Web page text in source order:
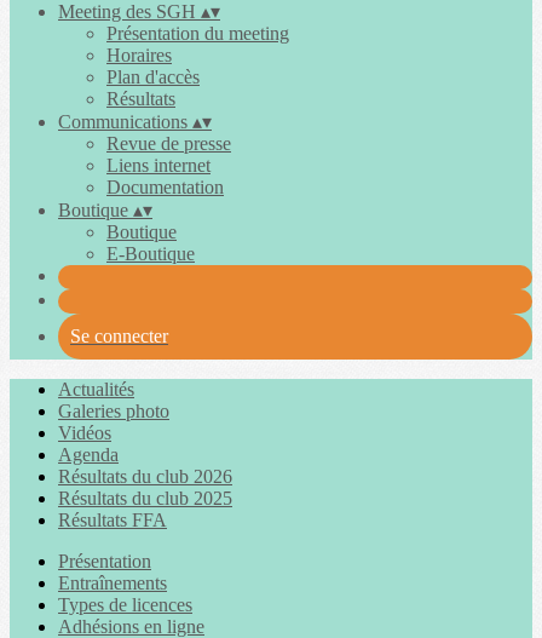
Meeting des SGH ▴▾
Présentation du meeting
Horaires
Plan d'accès
Résultats
Communications ▴▾
Revue de presse
Liens internet
Documentation
Boutique ▴▾
Boutique
E-Boutique
Se connecter
Actualités
Galeries photo
Vidéos
Agenda
Résultats du club 2026
Résultats du club 2025
Résultats FFA
Présentation
Entraînements
Types de licences
Adhésions en ligne